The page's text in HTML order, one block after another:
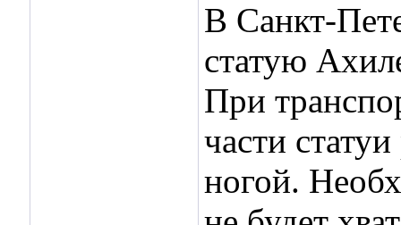
В Санкт-
статую
При
части
ногой.